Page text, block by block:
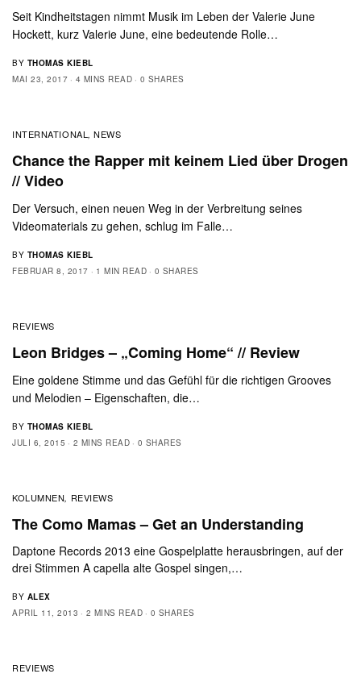
Seit Kindheitstagen nimmt Musik im Leben der Valerie June
Hockett, kurz Valerie June, eine bedeutende Rolle…
BY THOMAS KIEBL
MAI 23, 2017
4 MINS READ 0 SHARES
INTERNATIONAL ,NEWS
Chance the Rapper mit keinem Lied über Drogen
// Video
Der Versuch, einen neuen Weg in der Verbreitung seines
Videomaterials zu gehen, schlug im Falle…
BY THOMAS KIEBL
FEBRUAR 8, 2017
1 MIN READ 0 SHARES
REVIEWS
Leon Bridges – „Coming Home“ // Review
Eine goldene Stimme und das Gefühl für die richtigen Grooves
und Melodien – Eigenschaften, die…
BY THOMAS KIEBL
JULI 6, 2015
2 MINS READ 0 SHARES
KOLUMNEN, REVIEWS
The Como Mamas – Get an Understanding
Daptone Records 2013 eine Gospelplatte herausbringen, auf der
drei Stimmen A capella alte Gospel singen,…
BY ALEX
APRIL 11, 2013
2 MINS READ 0 SHARES
REVIEWS